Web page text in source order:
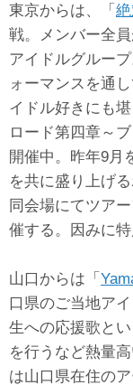
東京からは、「
戦。メンバー全
アイドルグルー
ォーマンスを通
イドル好きにも
ロード第四章～
開催中。昨年9月
を共に盛り上げ
同会場にてツア
催する。因みに
山口からは「
口県のご当地ア
生への応援歌と
を行うなど熱量
は山口県在住の